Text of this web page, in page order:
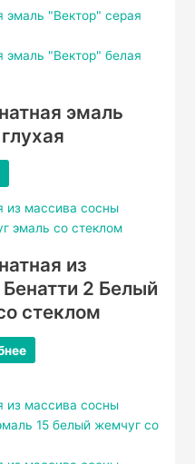
эмаль
из
2 Белый
стеклом